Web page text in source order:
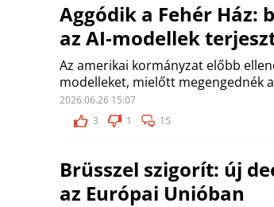
Aggódik a Fehér Ház:
az AI-modellek
Az amerikai kormányzat előbb
modelleket, mielőtt megengednék
2026.06.26 15:07
3
1 15
Brüsszel szigorít: új
az Európai Unióban